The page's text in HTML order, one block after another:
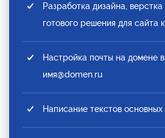
Разработка дизайна,
готового решения для сайта
Настройка почты на домене
имя@domen.ru
Написание текстов